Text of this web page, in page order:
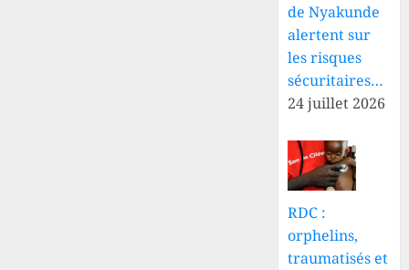
de Nyakunde
alertent sur
les risques
sécuritaires…
24 juillet 2026
RDC :
orphelins,
traumatisés et